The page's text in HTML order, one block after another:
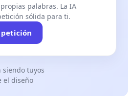
palabras. La IA
sólida para ti.
petición
siendo tuyos
el diseño